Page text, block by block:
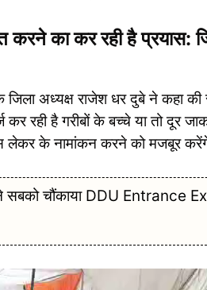
करने का कर रही है प्रयास:
अध्यक्ष राजेश धर दुबे ने कहा
रही है गरीबों के बच्चे या तो दूर
लेकर के नामांकन करने को मजबूर
ने सबको चौंकाया DDU Entrance